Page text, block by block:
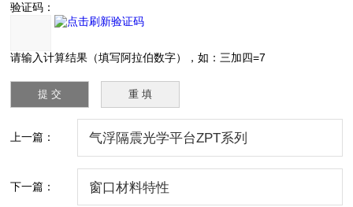
验证码：
请输入计算结果（填写阿拉伯数字），如：三加四=7
上一篇： 气浮隔震光学平台ZPT系列
下一篇： 窗口材料特性